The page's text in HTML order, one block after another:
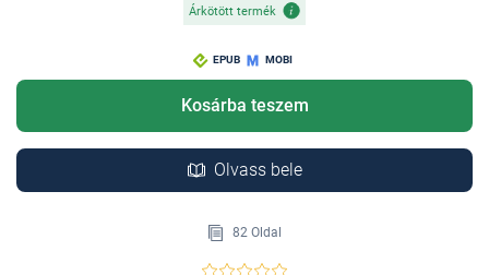
Árkötött termék
EPUB MOBI
Kosárba teszem
Olvass bele
82 Oldal